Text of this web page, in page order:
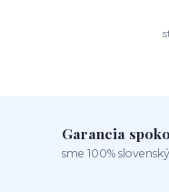
Garancia
sme 100%